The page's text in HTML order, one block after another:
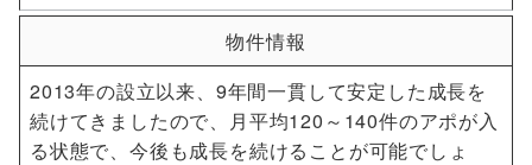
物件情報
2013年の設立以来、9年間一貫して安定した成長を
続けてきましたので、月平均120～140件のアポが入
る状態で、今後も成長を続けることが可能でしょ